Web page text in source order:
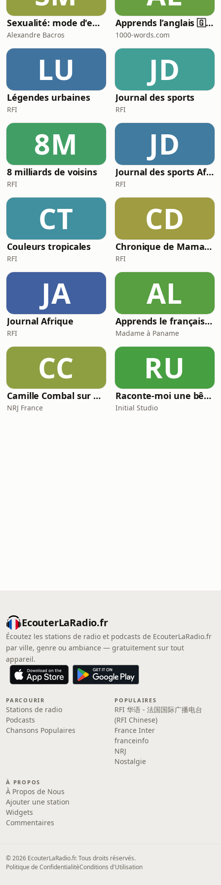
Sexualité: mode d'emploi
Alexandre Bacros
Apprends l’anglais 🇬🇧 pendant ton sommeil 😴 1000 phrases pour débutants | avec 1000-words.com
1000-words.com
LU
Légendes urbaines
RFI
JD
Journal des sports
RFI
8M
8 milliards de voisins
RFI
JD
Journal des sports Afrique
RFI
CT
Couleurs tropicales
RFI
CD
Chronique de Mamane
RFI
JA
Journal Afrique
RFI
AL
Apprends le français avec Madame à Paname (French Podcast)
Madame à Paname
CC
Camille Combal sur NRJ
NRJ France
RU
Raconte-moi une bêtise
Initial Studio
EcouterLaRadio.fr
Écoutez les stations de radio et podcasts de EcouterLaRadio.fr
par ville, genre ou ambiance — gratuitement sur tout
appareil.
PARCOURIR
Stations de radio
Podcasts
Chansons Populaires
POPULAIRES
RFI 华语 - 法国国际广播电台
(RFI Chinese)
France Inter
franceinfo
NRJ
Nostalgie
À PROPOS
À Propos de Nous
Ajouter une station
Widgets
Commentaires
© 2026 EcouterLaRadio.fr. Tous droits réservés.
Politique de ConfidentialitéConditions d'Utilisation